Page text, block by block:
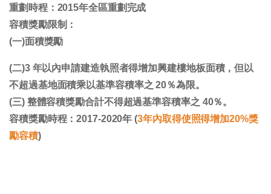
重劃時程：2015年全區重劃完成
容積獎勵限制：
(一)面積獎勵
(二)3 年以內申請建造執照者得增加興建樓地板面積，但以
不超過基地面積乘以基準容積率之 20％為限。
(三) 整體容積獎勵合計不得超過基準容積率之 40％。
容積獎勵時程：2017-2020年 (3年內取得使照得增加20%獎
勵容積)